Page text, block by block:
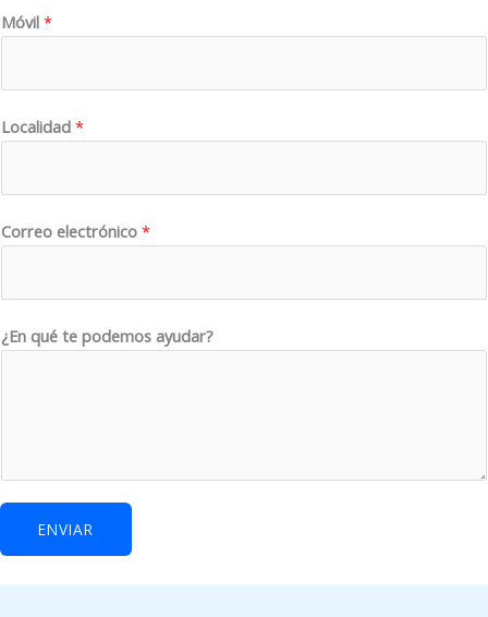
Móvil *
ó
i
l
c
i
c
Localidad *
Correo electrónico *
¿En qué te podemos ayudar?
ENVIAR